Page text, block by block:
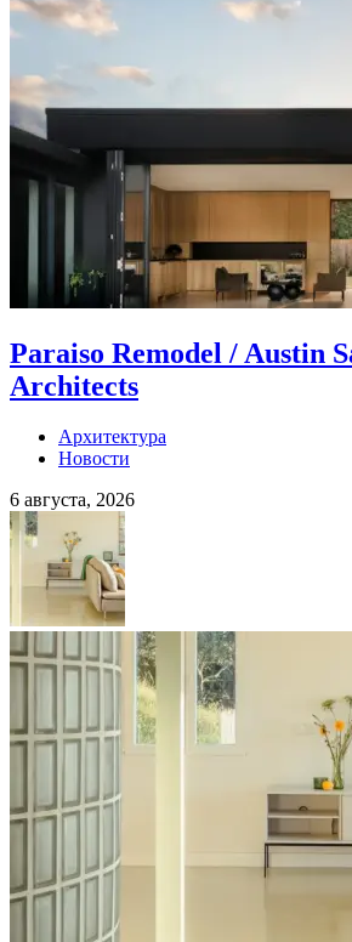
Paraiso Remodel / Austin
Architects
Архитектура
Новости
6 августа, 2026